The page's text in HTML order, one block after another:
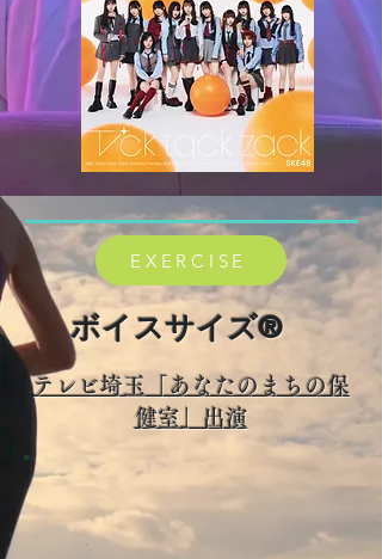
EXERCISE
​ボイスサイズ®︎
テレビ埼玉「あなたのまちの保
健室」出演